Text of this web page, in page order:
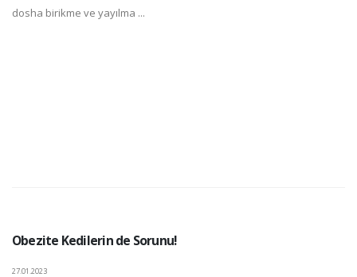
dosha birikme ve yayılma ...
Obezite Kedilerin de Sorunu!
27.01.2023